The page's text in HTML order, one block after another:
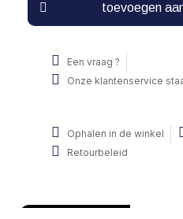
toevoegen
Een vraag ?
Onze klantenservice
Ophalen in de winkel
Retourbeleid